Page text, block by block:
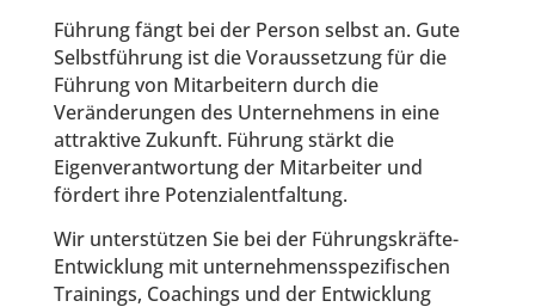
Führung fängt bei der Person selbst an. Gute
Selbstführung ist die Voraussetzung für die
Führung von Mitarbeitern durch die
Veränderungen des Unternehmens in eine
attraktive Zukunft. Führung stärkt die
Eigenverantwortung der Mitarbeiter und
fördert ihre Potenzialentfaltung.
Wir unterstützen Sie bei der Führungskräfte-
Entwicklung mit unternehmensspezifischen
Trainings, Coachings und der Entwicklung